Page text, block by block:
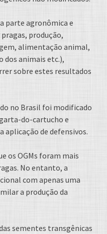
parte agronômica e
produção,
alimentação animal,
dos animais etc.),
sobre estes resultados
no Brasil foi modificado
do-cartucho e
aplicação de defensivos.
os OGMs foram mais
No entanto, a
com apenas uma
a produção da
sementes transgênicas